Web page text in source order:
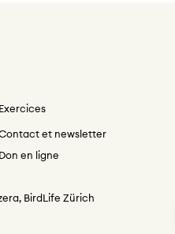
Exercices
et newsletter
Don en ligne
BirdLife Zürich